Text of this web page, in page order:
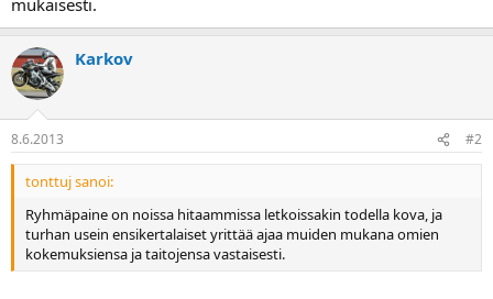
Karkov
8.6.2013 #2
tonttuj sanoi:
Ryhmäpaine on noissa hitaammissa letkoissakin todella kova, ja
turhan usein ensikertalaiset yrittää ajaa muiden mukana omien
kokemuksiensa ja taitojensa vastaisesti.